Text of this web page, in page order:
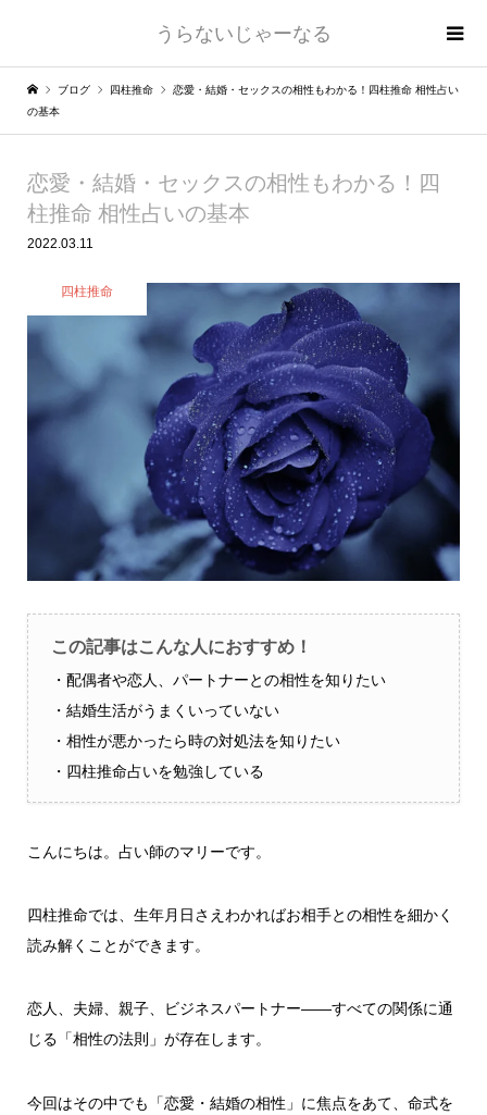
うらないじゃーなる
ブログ 四柱推命
恋愛・結婚・セックスの相性もわかる！四柱推命 相性占い
の基本
恋愛・結婚・セックスの相性もわかる！四
柱推命 相性占いの基本
2022.03.11
四柱推命
この記事はこんな人におすすめ！
・配偶者や恋人、パートナーとの相性を知りたい
・結婚生活がうまくいっていない
・相性が悪かったら時の対処法を知りたい
・四柱推命占いを勉強している
こんにちは。占い師のマリーです。
四柱推命では、生年月日さえわかればお相手との相性を細かく
読み解くことができます。
恋人、夫婦、親子、ビジネスパートナー――すべての関係に通
じる「相性の法則」が存在します。
今回はその中でも「恋愛・結婚の相性」に焦点をあて、命式を